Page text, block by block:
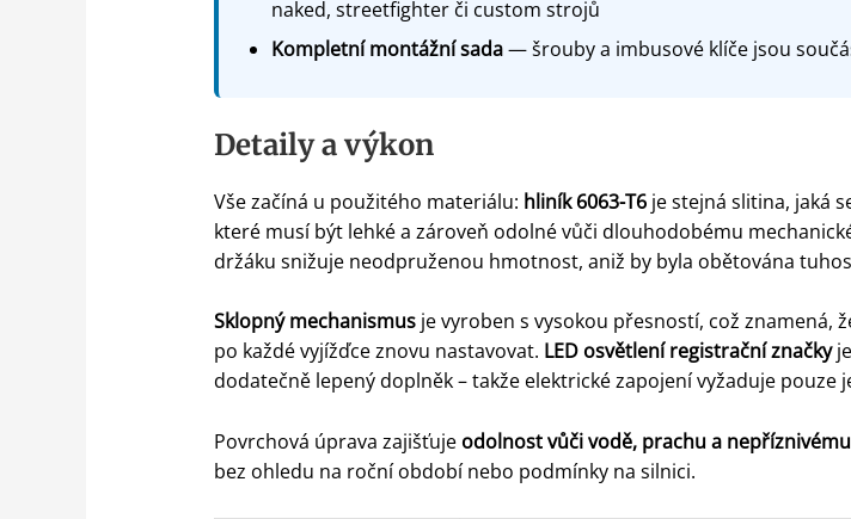
naked, streetfighter či custom strojů
Kompletní montážní sada— šrouby a imbusové klíče jsou
Detaily a výkon
Vše začíná u použitého materiálu: hliník 6063-T6je stejná slitina, jaká
které musí být lehké a zároveň odolné vůči dlouhodobému
držáku snižuje neodpruženou hmotnost, aniž by byla obětována
Sklopný mechanismusje vyroben s vysokou přesností, což znamená,
po každé vyjížďce znovu nastavovat. LED osvětlení registrační značky
dodatečně lepený doplněk – takže elektrické zapojení vyžaduje pouze
Povrchová úprava zajišťuje odolnost vůči vodě, prachu a
bez ohledu na roční období nebo podmínky na silnici.